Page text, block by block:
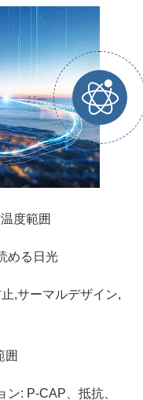
度範囲
める日光
,サーマルデザイン,
囲
: P-CAP、抵抗、